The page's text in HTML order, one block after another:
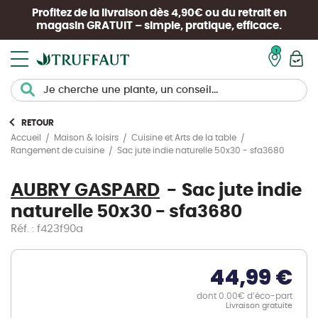
Profitez de la livraison dès 4,90€ ou du retrait en
magasin GRATUIT – simple, pratique, efficace.
RETOUR
Accueil
Maison & loisirs
Cuisine et Arts de la table
Rangement de cuisine
Sac jute indie naturelle 50x30 - sfa3680
AUBRY GASPARD
Sac jute indie
naturelle 50x30 - sfa3680
Réf. : f423f90a
44,99 €
dont 0.00€ d’éco-part
Livraison gratuite